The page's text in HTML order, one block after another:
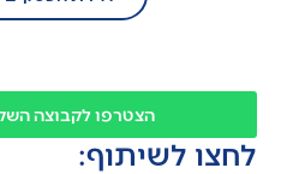
הצטרפו לקבוצה
לחצו לשיתוף: